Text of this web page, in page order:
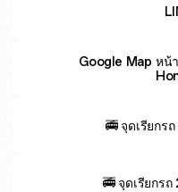
Google Map หน้
🚎 จุดเรียกร
🚎 จุดเรียกร